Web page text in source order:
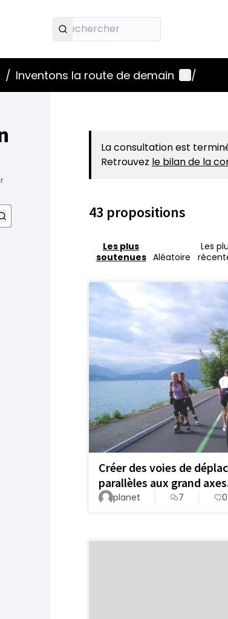
/ Inventons la route de demain Menu
/
La consultation est
Retrouvez le bilan de la
43 propositions
Les plus
soutenues Aléatoire
Les
Créer des voies de
parallèles aux grand
planet 7 0